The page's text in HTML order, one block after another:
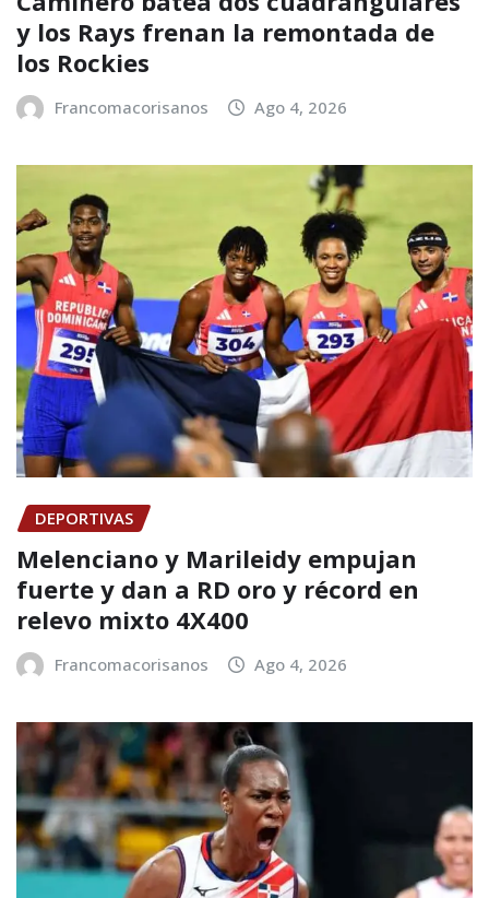
y los Rays frenan la remontada de
los Rockies
Francomacorisanos Ago 4, 2026
DEPORTIVAS
Melenciano y Marileidy empujan
fuerte y dan a RD oro y récord en
relevo mixto 4X400
Francomacorisanos Ago 4, 2026